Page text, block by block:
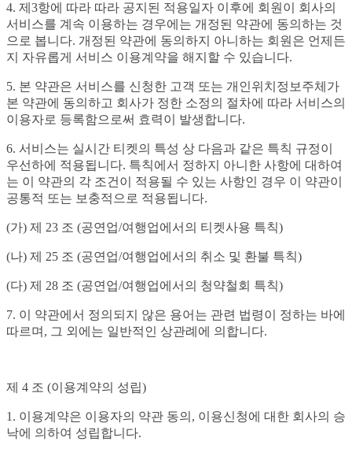
4. 제3항에 따라 따라 공지된 적용일자 이후에 회원이 회사의
서비스를 계속 이용하는 경우에는 개정된 약관에 동의하는 것
으로 봅니다. 개정된 약관에 동의하지 아니하는 회원은 언제든
지 자유롭게 서비스 이용계약을 해지할 수 있습니다.
5. 본 약관은 서비스를 신청한 고객 또는 개인위치정보주체가
본 약관에 동의하고 회사가 정한 소정의 절차에 따라 서비스의
이용자로 등록함으로써 효력이 발생합니다.
6. 서비스는 실시간 티켓의 특성 상 다음과 같은 특칙 규정이
우선하에 적용됩니다. 특칙에서 정하지 아니한 사항에 대하여
는 이 약관의 각 조건이 적용될 수 있는 사항인 경우 이 약관이
공통적 또는 보충적으로 적용됩니다.
(가) 제 23 조 (공연업/여행업에서의 티켓사용 특칙)
(나) 제 25 조 (공연업/여행업에서의 취소 및 환불 특칙)
(다) 제 28 조 (공연업/여행업에서의 청약철회 특칙)
7. 이 약관에서 정의되지 않은 용어는 관련 법령이 정하는 바에
따르며, 그 외에는 일반적인 상관례에 의합니다.
제 4 조 (이용계약의 성립)
1. 이용계약은 이용자의 약관 동의, 이용신청에 대한 회사의 승
낙에 의하여 성립합니다.